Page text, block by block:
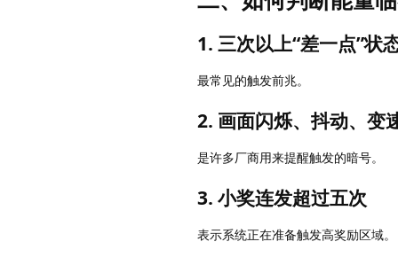
1. 三次以上“差一点”状
最常见的触发前兆。
2. 画面闪烁、抖动、变
是许多厂商用来提醒触发的暗号。
3. 小奖连发超过五次
表示系统正在准备触发高奖励区域。